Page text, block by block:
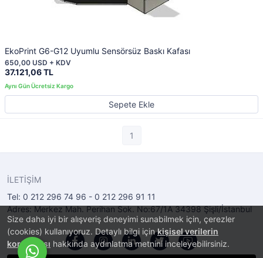
Size daha iyi bir alışveriş deneyimi sunabilmek için, çerezler
(cookies) kullanıyoruz. Detaylı bilgi içinkişisel verilerin
korunması hakkında aydınlatma metnini inceleyebilirsiniz.
EkoPrint G6-G12 Uyumlu Sensörsüz Baskı Kafası
37.121,06 TL
650,00 USD + KDV
Sepete Ekle
1
İLETİŞİM
Tel: 0 212 296 74 96 - 0 212 296 91 11
Adres: Merkez Mah. Perihan Sok. No:67/1A 34398 Şişli/İstanbul